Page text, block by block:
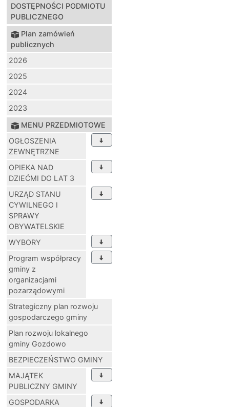
DOSTĘPNOŚCI PODMIOTU
PUBLICZNEGO
Plan zamówień
publicznych
2026
2025
2024
2023
MENU PRZEDMIOTOWE
OGŁOSZENIA
ZEWNĘTRZNE
OPIEKA NAD
DZIEĆMI DO LAT 3
URZĄD STANU
CYWILNEGO I
SPRAWY
OBYWATELSKIE
WYBORY
Program współpracy
gminy z
organizacjami
pozarządowymi
Strategiczny plan rozwoju
gospodarczego gminy
Plan rozwoju lokalnego
gminy Gozdowo
BEZPIECZEŃSTWO GMINY
MAJĄTEK
PUBLICZNY GMINY
GOSPODARKA